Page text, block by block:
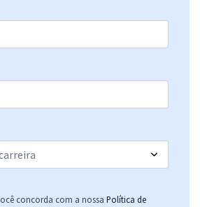
concorda com a nossa Política de